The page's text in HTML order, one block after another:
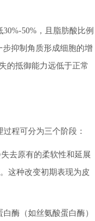
50%，且脂肪酸比例
抑制角质形成细胞的增
的抵御能力远低于正常
程可分为三个阶段：
去原有的柔软性和延展
这种改变初期表现为皮
酶（如丝氨酸蛋白酶）